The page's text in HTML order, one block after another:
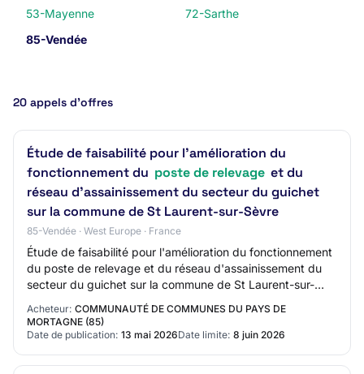
53-Mayenne
72-Sarthe
85-Vendée
20 appels d’offres
Étude de faisabilité pour l'amélioration du
fonctionnement du poste de relevage et du
réseau d'assainissement du secteur du guichet
sur la commune de St Laurent-sur-Sèvre
85-Vendée · West Europe · France
Étude de faisabilité pour l'amélioration du fonctionnement
du poste de relevage et du réseau d'assainissement du
secteur du guichet sur la commune de St Laurent-sur-
Sèvre Type d'avis : Avis de marché…
Acheteur: COMMUNAUTÉ DE COMMUNES DU PAYS DE
MORTAGNE (85)
Date de publication: 13 mai 2026Date limite: 8 juin 2026